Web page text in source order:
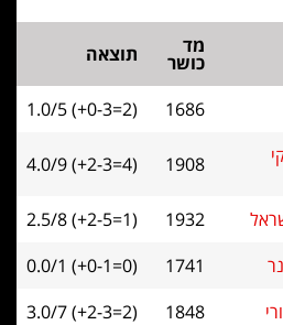
1.0/5 (+0-3=2)
4.0/9 (+2-3=4)
2.5/8 (+2-5=1)
0.0/1 (+0-1=0)
3.0/7 (+2-3=2)